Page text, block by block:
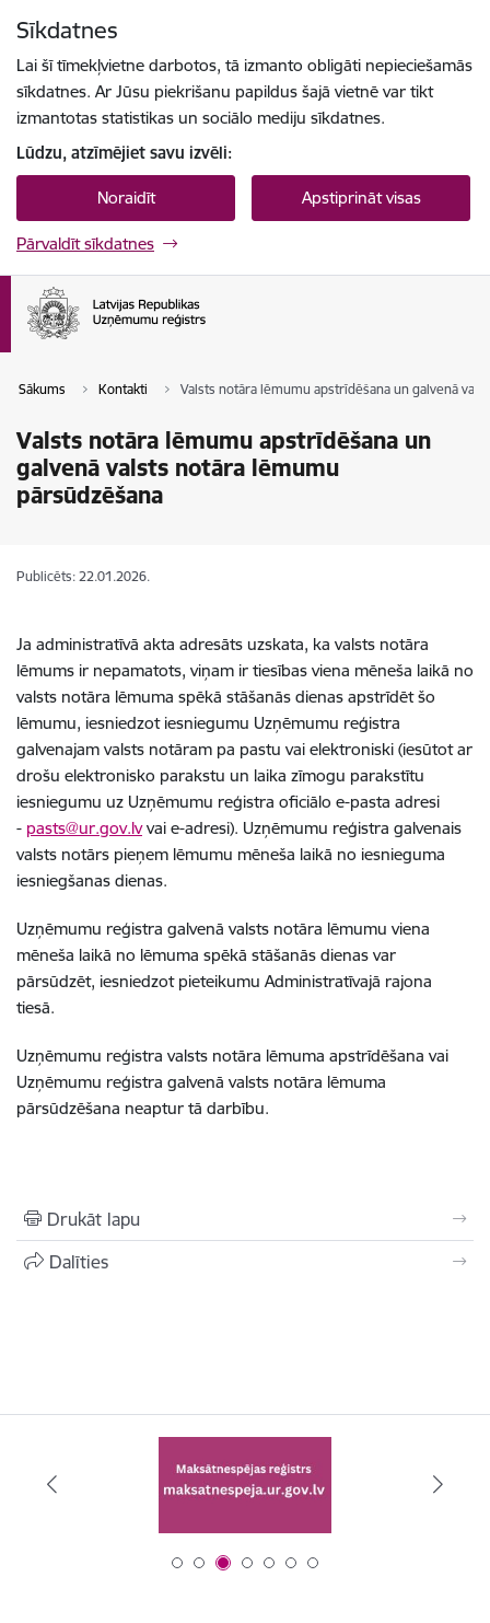
Sīkdatnes
Lai šī tīmekļvietne darbotos, tā izmanto obligāti nepieciešamās
sīkdatnes. Ar Jūsu piekrišanu papildus šajā vietnē var tikt
izmantotas statistikas un sociālo mediju sīkdatnes.
Lūdzu, atzīmējiet savu izvēli:
Noraidīt Apstiprināt visas
Pārvaldīt sīkdatnes
Sākums Kontakti Valsts notāra lēmumu apstrīdēšana un galvenā
Valsts notāra lēmumu apstrīdēšana un
galvenā valsts notāra lēmumu
pārsūdzēšana
Publicēts: 22.01.2026.
Ja administratīvā akta adresāts uzskata, ka valsts notāra
lēmums ir nepamatots, viņam ir tiesības viena mēneša laikā no
valsts notāra lēmuma spēkā stāšanās dienas apstrīdēt šo
lēmumu, iesniedzot iesniegumu Uzņēmumu reģistra
galvenajam valsts notāram pa pastu vai elektroniski (iesūtot ar
drošu elektronisko parakstu un laika zīmogu parakstītu
iesniegumu uz Uzņēmumu reģistra oficiālo e-pasta adresi
- pasts@ur.gov.lv vai e-adresi). Uzņēmumu reģistra galvenais
valsts notārs pieņem lēmumu mēneša laikā no iesnieguma
iesniegšanas dienas.
Uzņēmumu reģistra galvenā valsts notāra lēmumu viena
mēneša laikā no lēmuma spēkā stāšanās dienas var
pārsūdzēt, iesniedzot pieteikumu Administratīvajā rajona
tiesā.
Uzņēmumu reģistra valsts notāra lēmuma apstrīdēšana vai
Uzņēmumu reģistra galvenā valsts notāra lēmuma
pārsūdzēšana neaptur tā darbību.
Drukāt lapu
Dalīties